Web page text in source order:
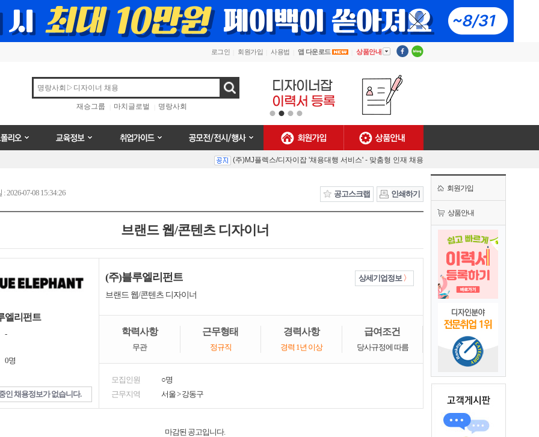
로그인 회원가입 사용법 앱 다운로드 상품안내 ▼
검색
재승그룹 마치글로벌 명랑사회
[안내] 디자이너잡 사용법
(주)MJ플렉스/디자이잡 '채용대행 서비스' - 맞춤형 인재 채용
[채용담당자 필독] 첫 결제기업 대상 특별 혜택!
[안내] 디자이너잡 사용법
(주)MJ플렉스/디자이잡 '채용대행 서비스' - 맞춤형 인재 채용
2026-07-08 15:34:26 공고스크랩 인쇄하기
브랜드 웹/콘텐츠 디자이너
엘리펀트
-
0명
인 채용정보가 없습니다.
상세기업정보
(주)블루엘리펀트
브랜드 웹/콘텐츠 디자이너
학력사항 근무형태 경력사항 급여조건
무관 정규직 경력 1년 이상 당사규정에 따름
모집인원
○명
근무지역
서울>강동구
마감된 공고입니다.
회원가입
상품안내